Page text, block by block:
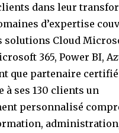
dans leur
d’expertise
solutions Cloud
365, Power BI,
que partenaire
à ses 130 clients un
personnalisé